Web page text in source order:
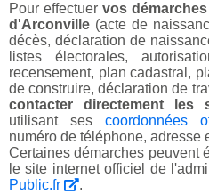
Pour effectuervos
d'Arconville (acte de
décès, déclaration de
listes électorales,
recensement, plan cadastral,
de construire, déclaration de
contacter directement les
utilisant ses coordonnées
numéro de téléphone, adresse
Certaines démarches peuvent
le site internet officiel de
Public.fr
.